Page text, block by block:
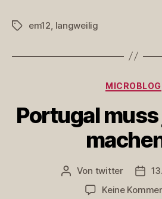
Schlagwörter
em12 langweilig
MICROBLOG
Portugal
Beitragsautor
Von twitter
Keine